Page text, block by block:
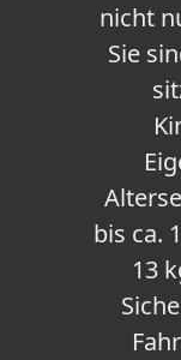
nicht
Sie
bis ca.
13